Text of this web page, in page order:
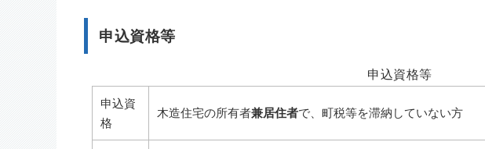
申込資格等
申込資格等
申込資
格
木造住宅の所有者兼居住者で、町税等を滞納していない方